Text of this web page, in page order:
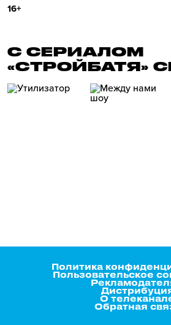
16+
С СЕРИАЛОМ
«СТРОЙБАТЯ»
Политика
Пользовательское
О
Обратная